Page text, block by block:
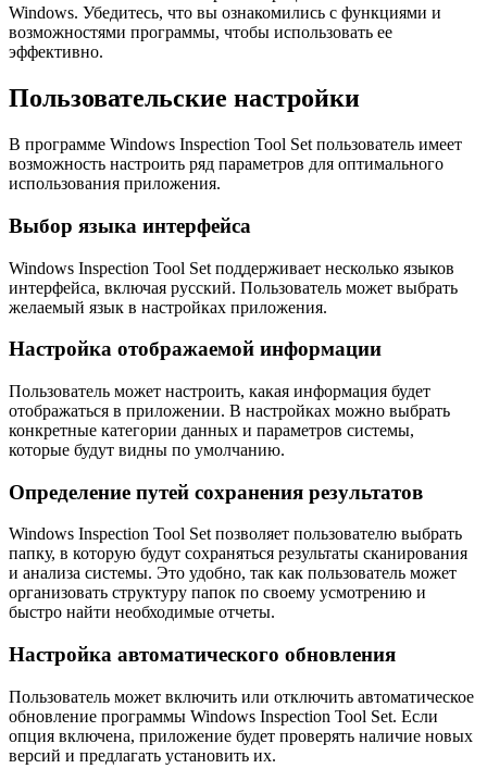
Windows. Убедитесь, что вы ознакомились с функциями и
возможностями программы, чтобы использовать ее
эффективно.
Пользовательские настройки
В программе Windows Inspection Tool Set пользователь имеет
возможность настроить ряд параметров для оптимального
использования приложения.
Выбор языка интерфейса
Windows Inspection Tool Set поддерживает несколько языков
интерфейса, включая русский. Пользователь может выбрать
желаемый язык в настройках приложения.
Настройка отображаемой информации
Пользователь может настроить, какая информация будет
отображаться в приложении. В настройках можно выбрать
конкретные категории данных и параметров системы,
которые будут видны по умолчанию.
Определение путей сохранения результатов
Windows Inspection Tool Set позволяет пользователю выбрать
папку, в которую будут сохраняться результаты сканирования
и анализа системы. Это удобно, так как пользователь может
организовать структуру папок по своему усмотрению и
быстро найти необходимые отчеты.
Настройка автоматического обновления
Пользователь может включить или отключить автоматическое
обновление программы Windows Inspection Tool Set. Если
опция включена, приложение будет проверять наличие новых
версий и предлагать установить их.